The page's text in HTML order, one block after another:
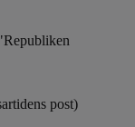
post)